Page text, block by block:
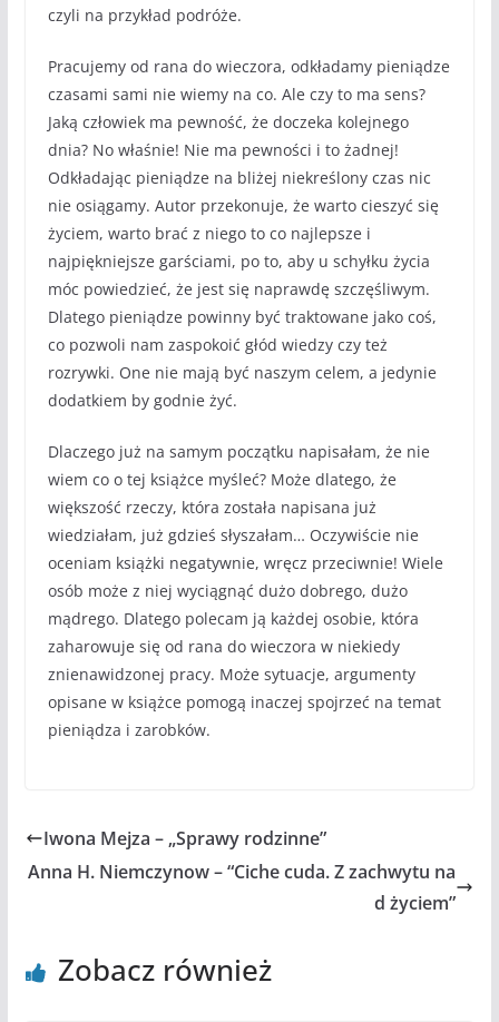
czyli na przykład podróże.
Pracujemy od rana do wieczora, odkładamy pieniądze
czasami sami nie wiemy na co. Ale czy to ma sens?
Jaką człowiek ma pewność, że doczeka kolejnego
dnia? No właśnie! Nie ma pewności i to żadnej!
Odkładając pieniądze na bliżej niekreślony czas nic
nie osiągamy. Autor przekonuje, że warto cieszyć się
życiem, warto brać z niego to co najlepsze i
najpiękniejsze garściami, po to, aby u schyłku życia
móc powiedzieć, że jest się naprawdę szczęśliwym.
Dlatego pieniądze powinny być traktowane jako coś,
co pozwoli nam zaspokoić głód wiedzy czy też
rozrywki. One nie mają być naszym celem, a jedynie
dodatkiem by godnie żyć.
Dlaczego już na samym początku napisałam, że nie
wiem co o tej książce myśleć? Może dlatego, że
większość rzeczy, która została napisana już
wiedziałam, już gdzieś słyszałam… Oczywiście nie
oceniam książki negatywnie, wręcz przeciwnie! Wiele
osób może z niej wyciągnąć dużo dobrego, dużo
mądrego. Dlatego polecam ją każdej osobie, która
zaharowuje się od rana do wieczora w niekiedy
znienawidzonej pracy. Może sytuacje, argumenty
opisane w książce pomogą inaczej spojrzeć na temat
pieniądza i zarobków.
Iwona Mejza – „Sprawy rodzinne”
Anna H. Niemczynow – “Ciche cuda. Z zachwytu na
d życiem”
Zobacz również